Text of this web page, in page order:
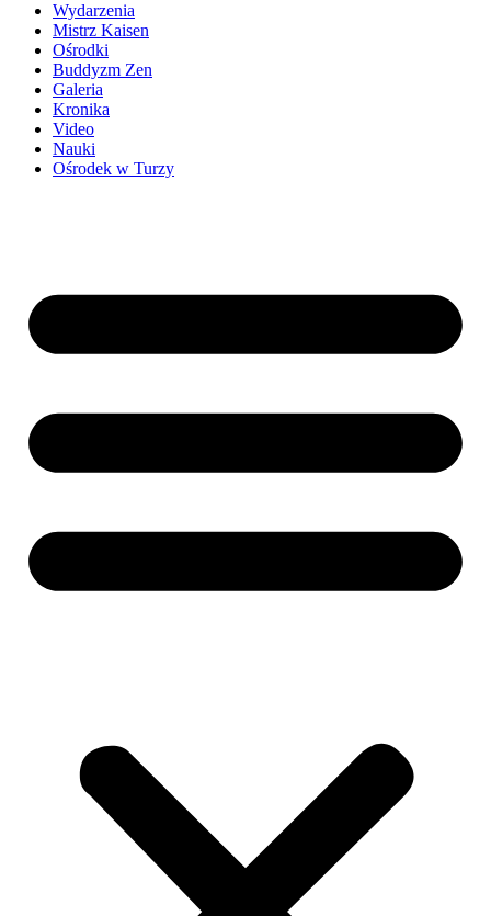
Wydarzenia
Mistrz Kaisen
Ośrodki
Buddyzm Zen
Galeria
Kronika
Video
Nauki
Ośrodek w Turzy